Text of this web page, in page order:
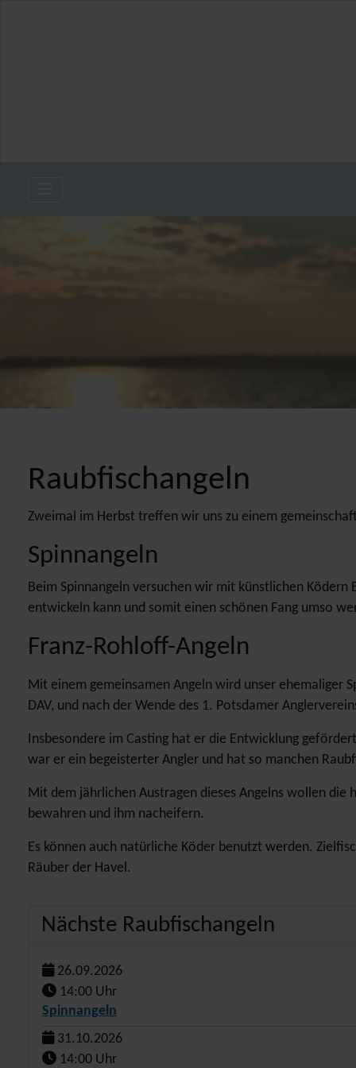
Nächste Raubfischangeln
26.09.2026
14:00 Uhr
Spinnangeln
31.10.2026
14:00 Uhr
Raubfischangeln
Zweimal im Herbst treffen wir uns zu einem
Spinnangeln
Beim Spinnangeln versuchen wir mit künstlichen
entwickeln kann und somit einen schönen Fang umso
Franz-Rohloff-Angeln
Mit einem gemeinsamen Angeln wird unser ehemaliger
DAV, und nach der Wende des 1. Potsdamer
Insbesondere im Casting hat er die Entwicklung
war er ein begeisterter Angler und hat so manchen
Mit dem jährlichen Austragen dieses Angelns wollen die
bewahren und ihm nacheifern.
Es können auch natürliche Köder benutzt werden.
Räuber der Havel.